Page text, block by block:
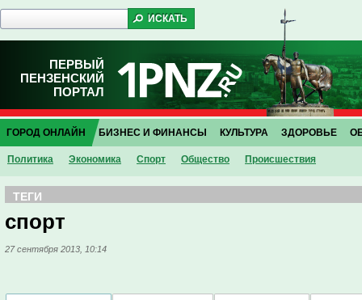
ПЕРВЫЙ
ПЕНЗЕНСКИЙ
ПОРТАЛ
ГОРОД ОНЛАЙН
Политика Экономика Спорт Общество Проиcшествия
БИЗНЕС И ФИНАНСЫ КУЛЬТУРА ЗДОРОВЬЕ
ТЕГИ
спорт
27 сентября 2013, 10:14